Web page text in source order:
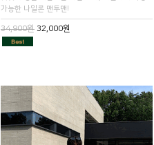
가능한 나일론 맨투맨!
34,900원 32,000원